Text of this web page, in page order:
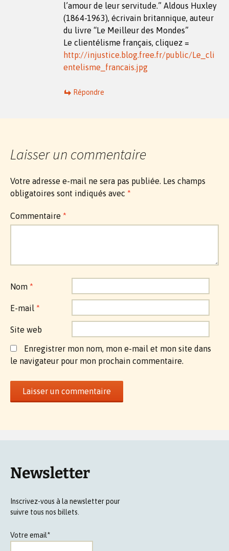
l’amour de leur servitude.” Aldous Huxley
(1864-1963), écrivain britannique, auteur
du livre “Le Meilleur des Mondes”
Le clientélisme français, cliquez =
http://injustice.blog.free.fr/public/Le_cli
entelisme_francais.jpg
Répondre
Laisser un commentaire
Votre adresse e-mail ne sera pas publiée. Les champs
obligatoires sont indiqués avec *
Commentaire *
Nom *
E-mail *
Site web
Enregistrer mon nom, mon e-mail et mon site dans
le navigateur pour mon prochain commentaire.
Newsletter
Inscrivez-vous à la newsletter pour
suivre tous nos billets.
Votre email*